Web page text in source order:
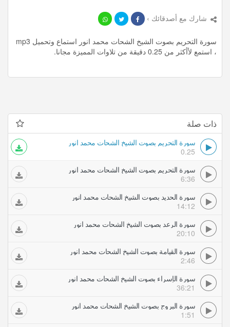
شارك مع أصدقائك ›
سورة التحريم بصوت الشيخ الشحات محمد انور استماع وتحميل mp3
، استمع لأأكثر من 0.25 دقيقة من تلاوات المميزة مجانا.
ذات صلة
سورة التحريم بصوت الشيخ الشحات محمد انور
0.25
سورة التحريم بصوت الشيخ الشحات محمد انور
6:36
سورة الحديد بصوت الشيخ الشحات محمد انور
14:12
سورة الرعد بصوت الشيخ الشحات محمد انور
20:10
سورة القيامة بصوت الشيخ الشحات محمد انور
2:46
سورة الإسراء بصوت الشيخ الشحات محمد انور
36:21
سورة البروج بصوت الشيخ الشحات محمد انور
1:51